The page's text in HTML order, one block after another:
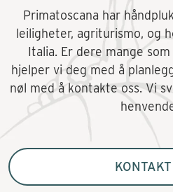
Primatoscana har
leiligheter, agriturismo, og
Italia. Er dere mange
hjelper vi deg med å
nøl med å kontakte oss. Vi